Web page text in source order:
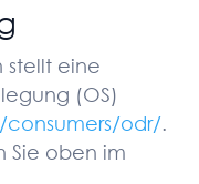
stellt eine
(OS)
odr/.
Sie oben im